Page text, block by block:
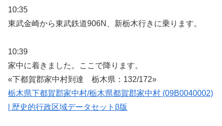
10:35
東武金崎から東武鉄道906N、新栃木行きに乗ります。
10:39
家中に着きました。ここで降ります。
«下都賀郡家中村到達 栃木県：132/172»
栃木県下都賀郡家中村/栃木県都賀郡家中村 (09B0040002)
| 歴史的行政区域データセットβ版